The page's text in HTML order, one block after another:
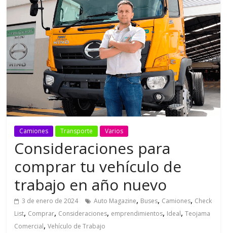
Camiones Transporte Varios
Consideraciones para
comprar tu vehículo de
trabajo en año nuevo
3 de enero de 2024 Auto Magazine, Buses, Camiones, Check
List, Comprar, Consideraciones, emprendimientos, Ideal,Teojama
Comercial,Vehículo de Trabajo